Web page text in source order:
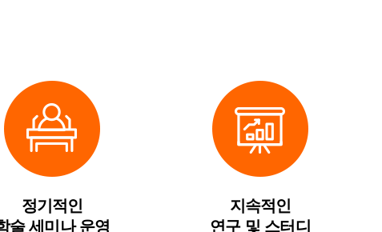
정기적인
술 세미나 운영
지속적인
연구 및 스터디